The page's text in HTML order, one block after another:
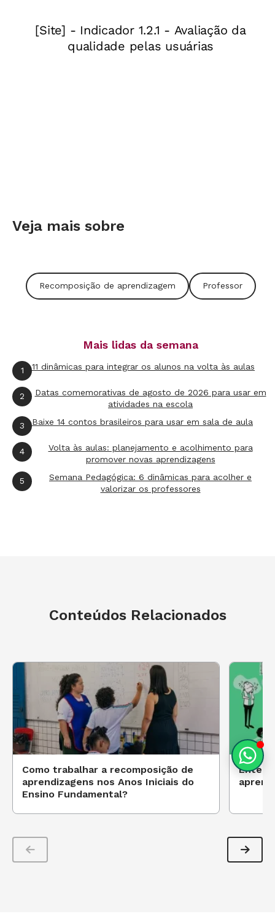
Veja mais sobre
Recomposição de aprendizagem Professor
Mais lidas da semana
1 11 dinâmicas para integrar os alunos na volta às aulas
2
Datas comemorativas de agosto de 2026 para usar em
atividades na escola
3 Baixe 14 contos brasileiros para usar em sala de aula
4
Volta às aulas: planejamento e acolhimento para
promover novas aprendizagens
5
Semana Pedagógica: 6 dinâmicas para acolher e
valorizar os professores
Conteúdos Relacionados
Como trabalhar a recomposição de
aprendizagens nos Anos Iniciais do
Ensino Fundamental?